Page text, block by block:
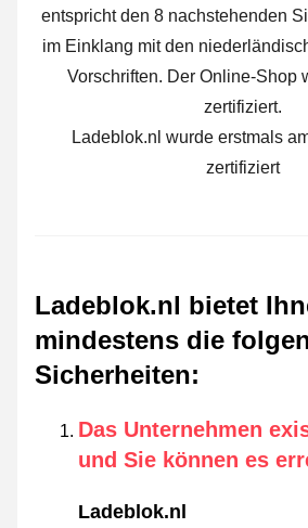
entspricht den 8 nachstehenden
im Einklang mit den
Vorschriften. Der Online-Shop
zertifiziert.
Ladeblok.nl wurde erstmals
zertifiziert
Ladeblok.nl bietet
mindestens die
Sicherheiten:
Das Unternehmen
und Sie können es
Ladeblok.nl